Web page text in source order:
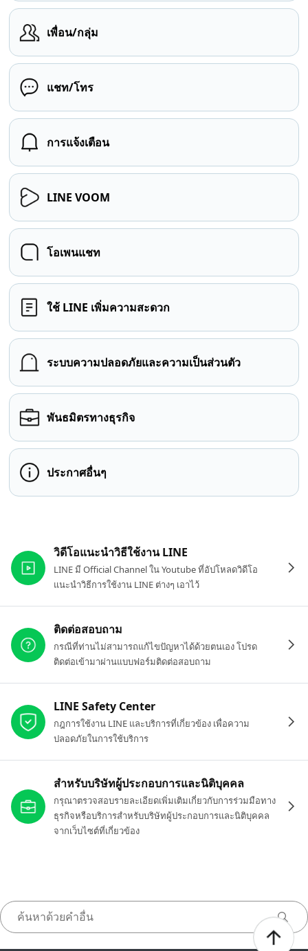
เพื่อน/กลุ่ม
แชท/โทร
การแจ้งเตือน
LINE VOOM
โอเพนแชท
ใช้ LINE เพิ่มความสะดวก
ระบบความปลอดภัยและความเป็นส่วนตัว
พันธมิตรทางธุรกิจ
ประกาศอื่นๆ
วิดีโอแนะนำวิธีใช้งาน LINE
LINE มี Official Channel ใน Youtube ที่อัปโหลดวิดีโอ
แนะนำวิธีการใช้งาน LINE ต่างๆ เอาไว้
ติดต่อสอบถาม
กรณีที่ท่านไม่สามารถแก้ไขปัญหาได้ด้วยตนเอง โปรด
ติดต่อเข้ามาผ่านแบบฟอร์มติดต่อสอบถาม
LINE Safety Center
กฎการใช้งาน LINE และบริการที่เกี่ยวข้อง เพื่อความ
ปลอดภัยในการใช้บริการ
สำหรับบริษัทผู้ประกอบการและนิติบุคคล
กรุณาตรวจสอบรายละเอียดเพิ่มเติมเกี่ยวกับการร่วมมือทาง
ธุรกิจหรือบริการสำหรับบริษัทผู้ประกอบการและนิติบุคคล
จากเว็บไซต์ที่เกี่ยวข้อง